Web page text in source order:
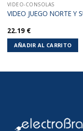
VIDEO-CONSOLAS
VIDEO JUEGO NORTE Y
22.19 €
AÑADIR AL CARRITO